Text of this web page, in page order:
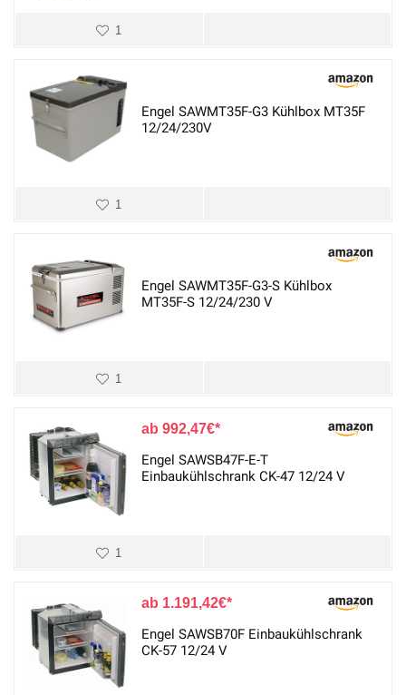
1
Engel SAWMT35F-G3 Kühlbox MT35F
12/24/230V
1
Engel SAWMT35F-G3-S Kühlbox
MT35F-S 12/24/230 V
1
992,47€
Engel SAWSB47F-E-T
Einbaukühlschrank CK-47 12/24 V
1
1.191,42€
Engel SAWSB70F Einbaukühlschrank
CK-57 12/24 V